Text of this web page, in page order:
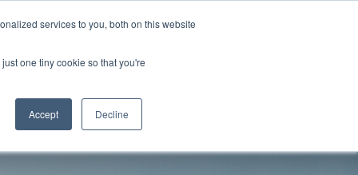
services to you, both on this website
one tiny cookie so that you're
Accept Decline
ABOUT US
EPD QUOTE EVENTS